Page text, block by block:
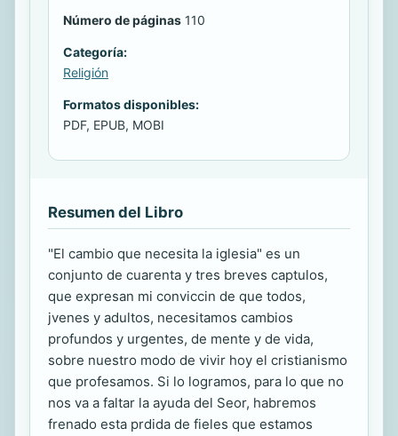
Número de páginas 110
Categoría:
Religión
Formatos disponibles:
PDF, EPUB, MOBI
Resumen del Libro
"El cambio que necesita la iglesia" es un
conjunto de cuarenta y tres breves captulos,
que expresan mi conviccin de que todos,
jvenes y adultos, necesitamos cambios
profundos y urgentes, de mente y de vida,
sobre nuestro modo de vivir hoy el cristianismo
que profesamos. Si lo logramos, para lo que no
nos va a faltar la ayuda del Seor, habremos
frenado esta prdida de fieles que estamos